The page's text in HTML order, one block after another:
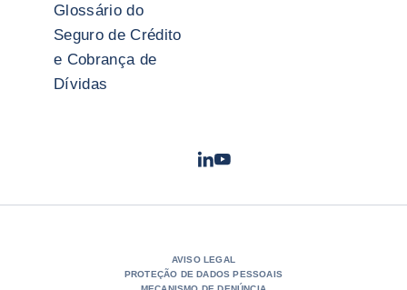
Glossário do
Seguro de Crédito
e Cobrança de
Dívidas
LinkedIn
Youtube
AVISO LEGAL
PROTEÇÃO DE DADOS PESSOAIS